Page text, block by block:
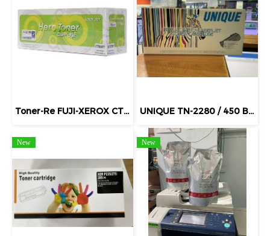
Toner-Re FUJI-XEROX CT202877 - HERO ใช้สำรับ รุ่น Printer M235DW / M235Z / M275Z / P235D / P235DB / P275dW / P285DW / M285Z UNIQUE TN-2280 / 450 BK สำหรับ BROTHER รุ่น MFC-7360 ตลับหมึกเลเซอร์ดำ TN2280
New New